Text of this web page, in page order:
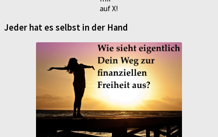
auf X!
Jeder hat es selbst in der Hand